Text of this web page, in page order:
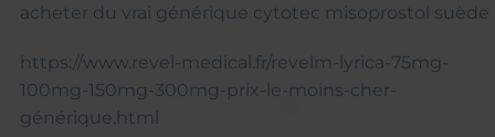
acheter du vrai générique cytotec misoprostol suède
https://www.revel-medical.fr/revelm-lyrica-75mg-
100mg-150mg-300mg-prix-le-moins-cher-
générique.html